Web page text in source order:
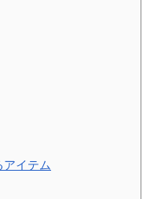
アイテム